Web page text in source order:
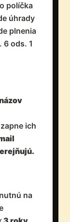
políčka
úhrady
plnenia
6 ods. 1
ich
na